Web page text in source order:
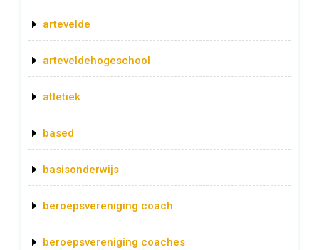
artevelde
arteveldehogeschool
atletiek
based
basisonderwijs
beroepsvereniging coach
beroepsvereniging coaches